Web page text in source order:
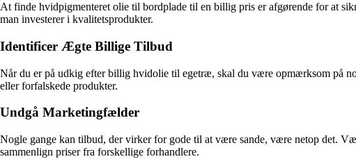
At finde hvidpigmenteret olie til bordplade til en billig pris er afgørende for at
man investerer i kvalitetsprodukter.
Identificer Ægte Billige Tilbud
Når du er på udkig efter billig hvidolie til egetræ, skal du være opmærksom på
eller forfalskede produkter.
Undgå Marketingfælder
Nogle gange kan tilbud, der virker for gode til at være sande, være netop det.
sammenlign priser fra forskellige forhandlere.